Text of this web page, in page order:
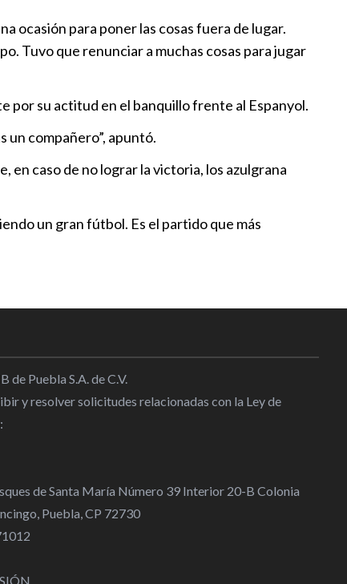
a España y la frustración
ocasión para poner las cosas fuera de lugar.
Tuvo que renunciar a muchas cosas para jugar
su actitud en el banquillo frente al Espanyol.
un compañero”, apuntó.
en caso de no lograr la victoria, los azulgrana
un gran fútbol. Es el partido que más
Puebla S.A. de C.V.
y resolver solicitudes relacionadas con la Ley de
de Santa María Número 39 Interior 20-B Colonia
Puebla, CP 72730